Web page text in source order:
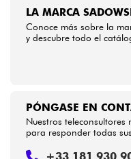
LA MARCA
Conoce más sobre la
y descubre todo el
PÓNGASE EN
Nuestros teleconsultores
para responder todas